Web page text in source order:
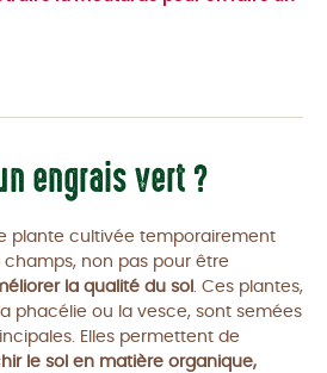
engrais vert ?
plante cultivée temporairement
non pas pour être
la qualité du sol . Ces plantes,
phacélie ou la vesce, sont semées
Elles permettent de
le sol en matière organique,